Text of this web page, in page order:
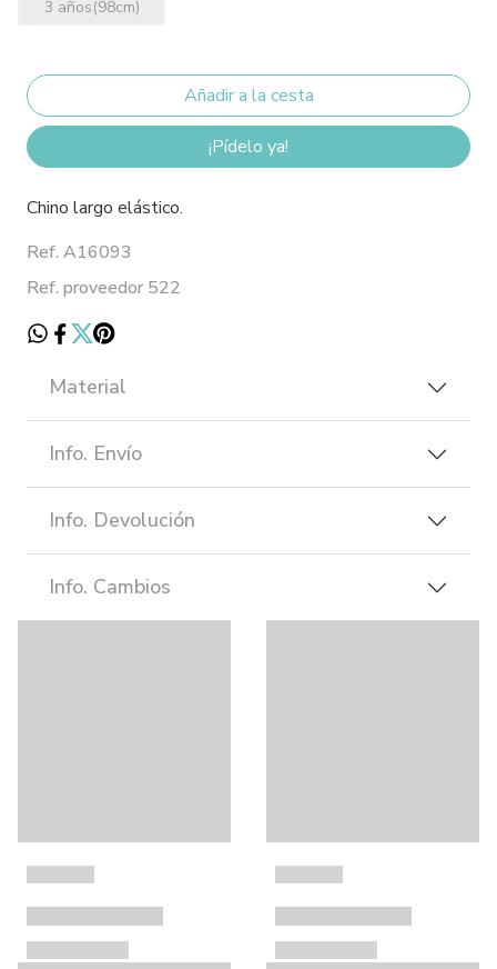
3 años(98cm)
¡Pídelo ya!
Chino largo elástico.
Ref. A16093
Ref. proveedor 522
Material
Info. Envío
Info. Devolución
Info. Cambios